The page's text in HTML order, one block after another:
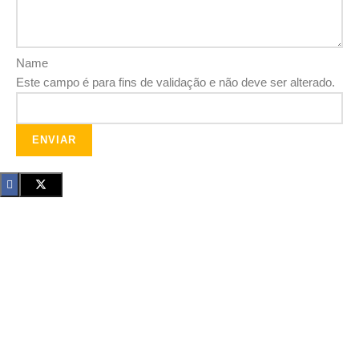
Name
Este campo é para fins de validação e não deve ser alterado.